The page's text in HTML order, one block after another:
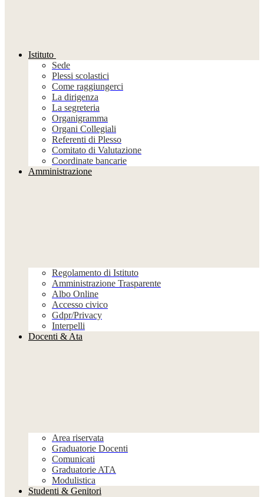
Istituto
Sede
Plessi scolastici
Come raggiungerci
La dirigenza
La segreteria
Organigramma
Organi Collegiali
Referenti di Plesso
Comitato di Valutazione
Coordinate bancarie
Amministrazione
Regolamento di Istituto
Amministrazione Trasparente
Albo Online
Accesso civico
Gdpr/Privacy
Interpelli
Docenti & Ata
Area riservata
Graduatorie Docenti
Comunicati
Graduatorie ATA
Modulistica
Studenti & Genitori